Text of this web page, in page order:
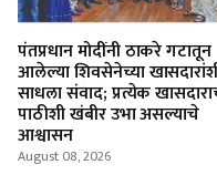
पंतप्रधान मोदींनी ठाकरे गटातून
आलेल्या शिवसेनेच्या
साधला संवाद; प्रत्येक
पाठीशी खंबीर उभा असल्याचे
आश्वासन
August 08, 2026